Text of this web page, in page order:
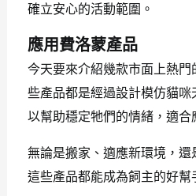
確立安心的活動範圍。
應用費洛蒙產品
今天要來介紹幾款市面上熱
些產品都是經過設計模仿貓
以幫助穩定牠們的情緒，適合
無論是搬家、適應新環境，還
這些產品都能成為飼主的好幫